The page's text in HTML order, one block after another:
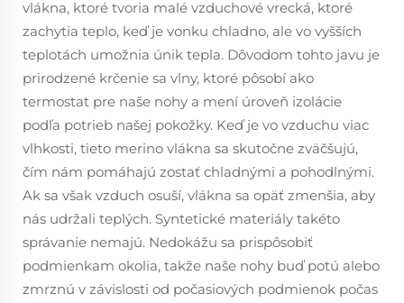
vlákna, ktoré tvoria malé vzduchové vrecká, ktoré
zachytia teplo, keď je vonku chladno, ale vo vyšších
teplotách umožnia únik tepla. Dôvodom tohto javu je
prirodzené krčenie sa vlny, ktoré pôsobí ako
termostat pre naše nohy a mení úroveň izolácie
podľa potrieb našej pokožky. Keď je vo vzduchu viac
vlhkosti, tieto merino vlákna sa skutočne zväčšujú,
čím nám pomáhajú zostať chladnými a pohodlnými.
Ak sa však vzduch osuší, vlákna sa opäť zmenšia, aby
nás udržali teplých. Syntetické materiály takéto
správanie nemajú. Nedokážu sa prispôsobiť
podmienkam okolia, takže naše nohy buď potú alebo
zmrznú v závislosti od počasiových podmienok počas